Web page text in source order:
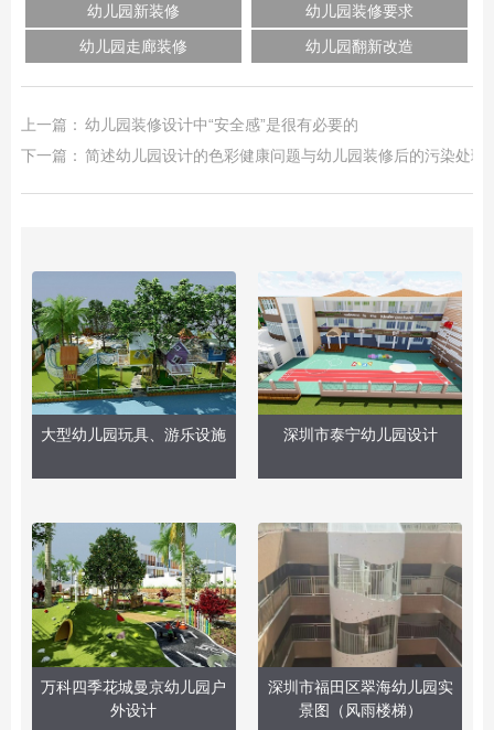
幼儿园新装修
幼儿园装修要求
幼儿园走廊装修
幼儿园翻新改造
上一篇： 幼儿园装修设计中“安全感”是很有必要的
下一篇： 简述幼儿园设计的色彩健康问题与幼儿园装修后的污染处理!
大型幼儿园玩具、游乐设施 深圳市泰宁幼儿园设计
万科四季花城曼京幼儿园户
外设计
深圳市福田区翠海幼儿园实
景图（风雨楼梯）